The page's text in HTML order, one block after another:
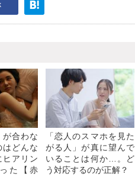
が合わな
はどんな
ヒアリン
た【赤
「恋人のスマホを見た
がる人」が真に望んで
いることは何か…。ど
う対応するのが正解？